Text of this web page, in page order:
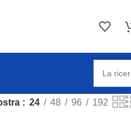
24 48 96 192